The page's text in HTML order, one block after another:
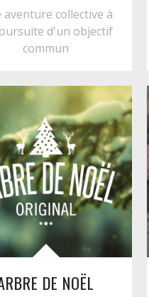
aventure collective à
d'un objectif
commun
DE NOËL